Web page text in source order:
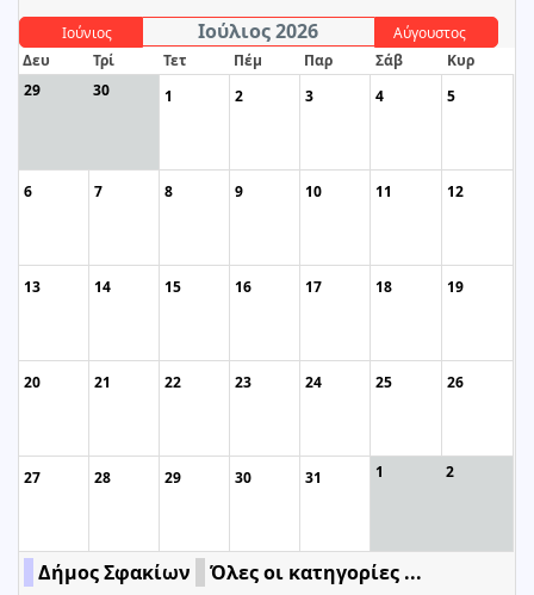
Ιούνιος Ιούλιος 2026
Αύγουστος
Δευ
Τρί Τετ Πέμ Παρ Σάβ
Κυρ
29
30 1 2 3 4 5
6 7 8 9 10 11 12
13 14 15 16 17 18 19
20 21 22 23 24 25 26
27 28 29 30 31 1 2
Δήμος Σφακίων Όλες οι κατηγορίες ...